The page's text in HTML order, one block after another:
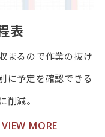
表
まるので作業の抜け
に予定を確認できる
削減。
VIEW MORE